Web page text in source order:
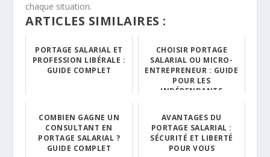
chaque situation.
ARTICLES SIMILAIRES :
PORTAGE SALARIAL ET
PROFESSION LIBÉRALE :
GUIDE COMPLET
CHOISIR PORTAGE
SALARIAL OU MICRO-
ENTREPRENEUR : GUIDE
POUR LES
INDÉPENDANTS
COMBIEN GAGNE UN
CONSULTANT EN
PORTAGE SALARIAL ?
GUIDE COMPLET
AVANTAGES DU
PORTAGE SALARIAL :
SÉCURITÉ ET LIBERTÉ
POUR VOUS